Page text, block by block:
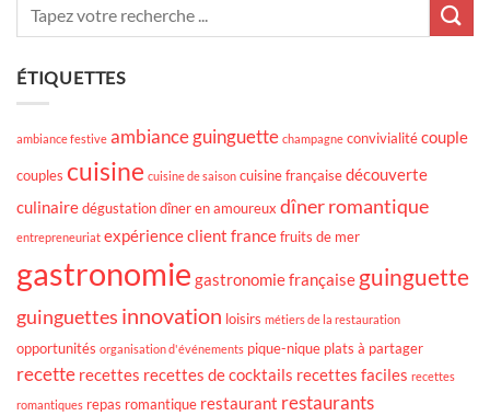
ÉTIQUETTES
ambiance festive ambiance guinguette champagne convivialitécouple
couples cuisine cuisine de saison cuisine françaisedécouverte
culinairedégustationdîner en amoureux dîner romantique
entrepreneuriat expérience client francefruits de mer
gastronomie gastronomie française guinguette
guinguettes innovation loisirs métiers de la restauration
opportunités organisation d'événements pique-nique plats à partager
recette recettes recettes de cocktails recettes faciles recettes
romantiques repas romantique restaurant restaurants